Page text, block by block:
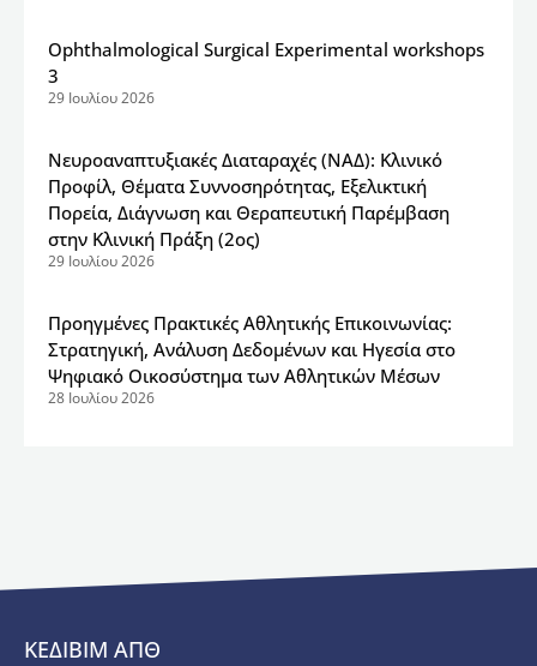
Ophthalmological Surgical Experimental workshops
3
29 Ιουλίου 2026
Νευροαναπτυξιακές Διαταραχές (ΝΑΔ): Κλινικό
Προφίλ, Θέματα Συννοσηρότητας, Εξελικτική
Πορεία, Διάγνωση και Θεραπευτική Παρέμβαση
στην Κλινική Πράξη (2ος)
29 Ιουλίου 2026
Προηγμένες Πρακτικές Αθλητικής Επικοινωνίας:
Στρατηγική, Ανάλυση Δεδομένων και Ηγεσία στο
Ψηφιακό Οικοσύστημα των Αθλητικών Μέσων
28 Ιουλίου 2026
ΚΕΔΙΒΙΜ ΑΠΘ